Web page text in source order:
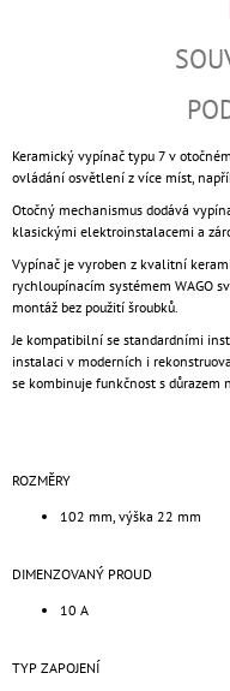
Keramický vypínač typu 7 v
ovládání osvětlení z více míst,
Otočný mechanismus dodává
klasickými elektroinstalacemi a
Vypínač je vyroben z kvalitní
rychloupínacím systémem WAGO
montáž bez použití šroubků.
Je kompatibilní se standardními
instalaci v moderních i
se kombinuje funkčnost s důrazem
ROZMĚRY
102 mm, výška 22 mm
DIMENZOVANÝ PROUD
10 A
TYP ZAPOJENÍ